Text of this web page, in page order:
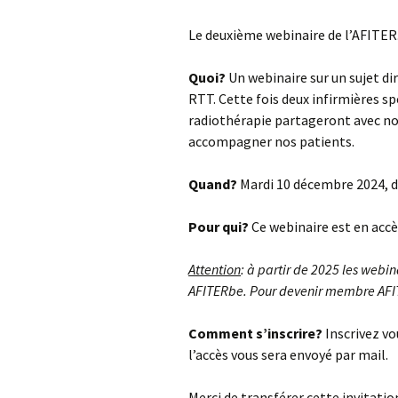
Le deuxième webinaire de
Quoi? Un webinaire sur un sujet
RTT. Cette fois deux infirmières
radiothérapie partageront avec
accompagner nos patients.
Quand? Mardi 10 décembre 2024,
Pour qui? Ce webinaire est en
Attention: à partir de 2025 les
AFITERbe. Pour devenir membre
Comment s’inscrire? Inscrivez
l’accès vous sera envoyé par mail.